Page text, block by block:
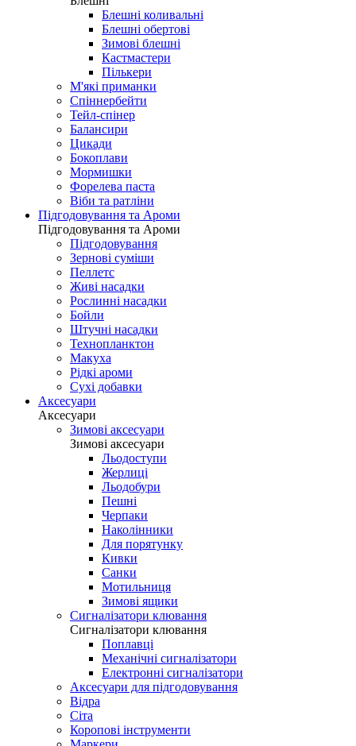
Блешні коливальні
Блешні обертові
Зимові блешні
Кастмастери
Пількери
М'які приманки
Спіннербейти
Тейл-спінер
Балансири
Цикади
Бокоплави
Мормишки
Форелева паста
Віби та ратліни
Підгодовування та Ароми
Підгодовування та Ароми
Підгодовування
Зернові суміши
Пеллетс
Живі насадки
Рослинні насадки
Бойли
Штучні насадки
Технопланктон
Макуха
Рідкі ароми
Сухі добавки
Аксесуари
Аксесуари
Зимові аксесуари
Зимові аксесуари
Льодоступи
Жерлиці
Льодобури
Пешні
Черпаки
Наколінники
Для порятунку
Кивки
Санки
Мотильниця
Зимові ящики
Сигналізатори клювання
Сигналізатори клювання
Поплавці
Механічні сигналізатори
Електронні сигналізатори
Аксесуари для підгодовування
Відра
Сіта
Коропові інструменти